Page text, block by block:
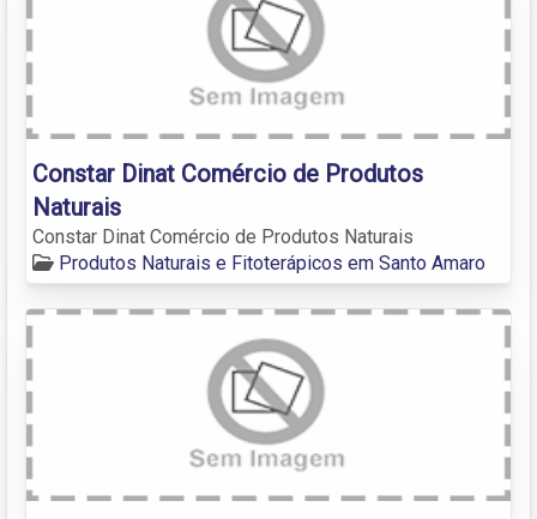
Constar Dinat Comércio de Produtos
Naturais
Constar Dinat Comércio de Produtos Naturais
Produtos Naturais e Fitoterápicos em Santo Amaro